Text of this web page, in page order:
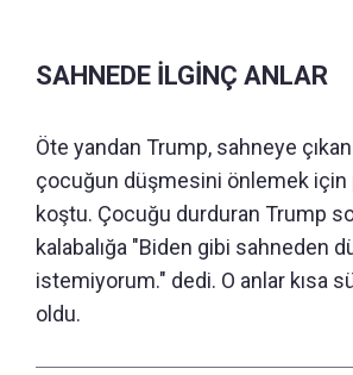
SAHNEDE İLGİNÇ ANLAR
Öte yandan Trump, sahneye
çocuğun düşmesini önlemek için
koştu. Çocuğu durduran Trump
kalabalığa "Biden gibi sahneden
istemiyorum." dedi. O anlar kısa
oldu.